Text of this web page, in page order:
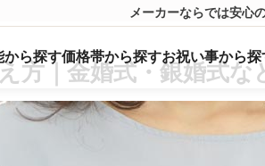
メーカーならでは安心
から探す価格帯から探すお祝い事から探
方｜金婚式・銀婚式